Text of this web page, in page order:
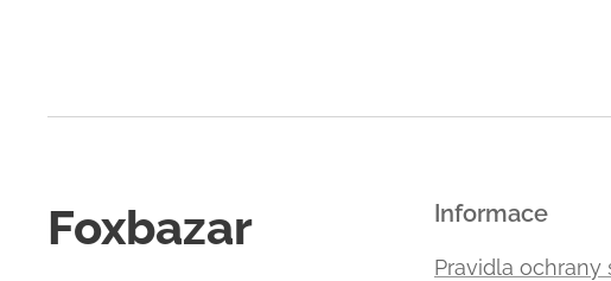
Foxbazar Informace
Pravidla ochrany